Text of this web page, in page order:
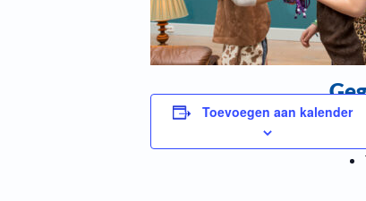
Toevoegen aan kalender